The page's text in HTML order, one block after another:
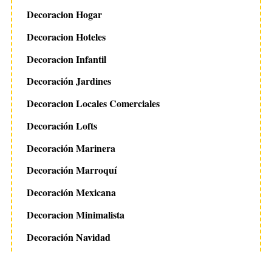
Decoracion Hogar
Decoracion Hoteles
Decoracion Infantil
Decoración Jardines
Decoracion Locales Comerciales
Decoración Lofts
Decoración Marinera
Decoración Marroquí
Decoración Mexicana
Decoracion Minimalista
Decoración Navidad